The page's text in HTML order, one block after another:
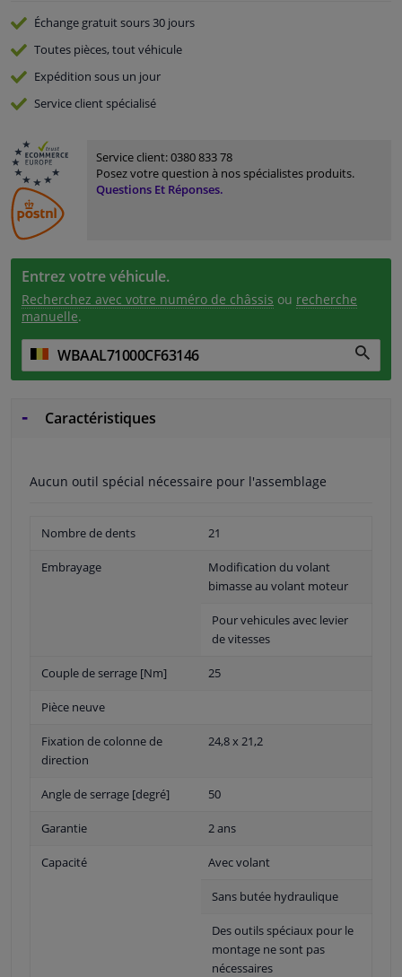
Échange gratuitsours 30 jours
Toutes pièces, tout véhicule
Expédition sous un jour
Serviceclient spécialisé
Service client:0380 833 78
Posez votre question à nos spécialistes produits.
Questions Et Réponses.
Entrez votre véhicule.
Recherchez avec votre numéro de châssis ou recherche
manuelle.
Caractéristiques
Aucun outil spécial nécessaire pour l'assemblage
Nombre de dents 21
Embrayage
Modification du volant
bimasse au volant moteur
Pour vehicules avec levier
de vitesses
Couple de serrage [Nm] 25
Pièce neuve
Fixation de colonne de
direction
24,8 x 21,2
Angle de serrage [degré] 50
Garantie 2 ans
Capacité Avec volant
Sans butée hydraulique
Des outils spéciaux pour le
montage ne sont pas
nécessaires